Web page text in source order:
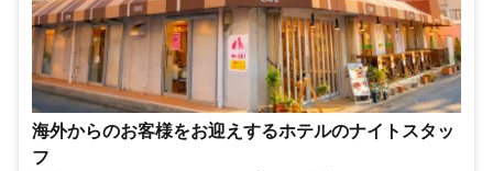
海外からのお客様をお迎えするホテルのナイトスタッ
フ